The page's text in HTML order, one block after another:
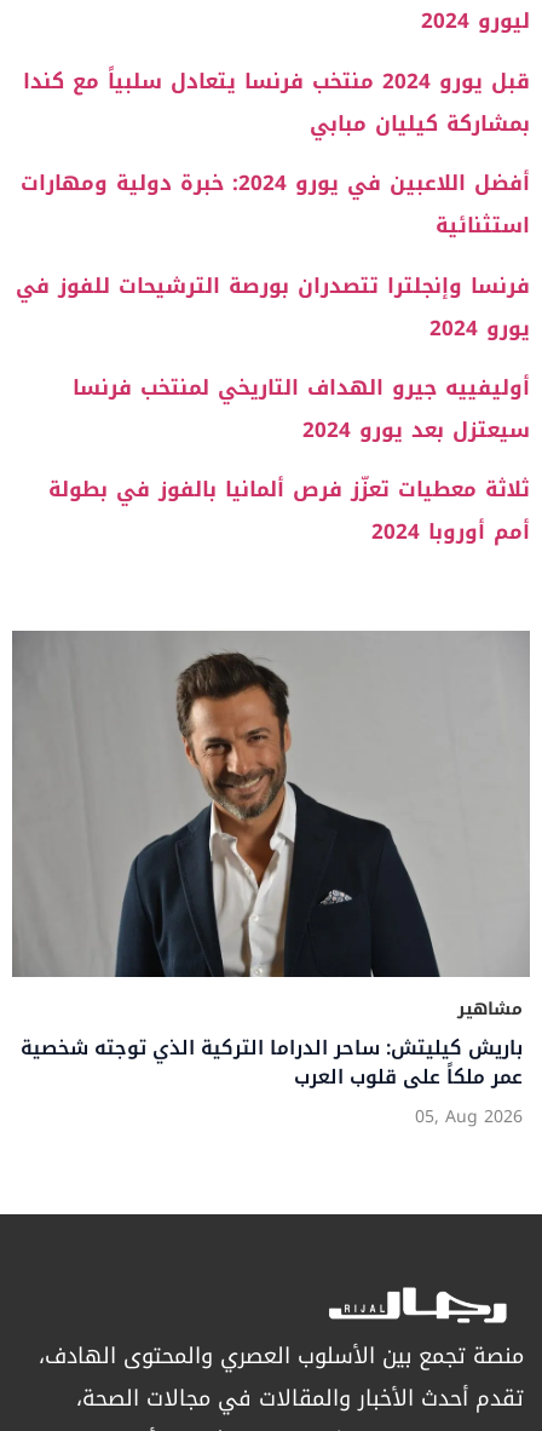
ليورو 2024
قبل يورو 2024 منتخب فرنسا يتعادل سلبياً مع كندا
بمشاركة كيليان مبابي
أفضل اللاعبين في يورو 2024: خبرة دولية ومهارات
استثنائية
فرنسا وإنجلترا تتصدران بورصة الترشيحات للفوز في
يورو 2024
أوليفييه جيرو الهداف التاريخي لمنتخب فرنسا
سيعتزل بعد يورو 2024
ثلاثة معطيات تعزّز فرص ألمانيا بالفوز في بطولة
أمم أوروبا 2024
مشاهير
باريش كيليتش: ساحر الدراما التركية الذي توجته شخصية
عمر ملكاً على قلوب العرب
05, Aug 2026
منصة تجمع بين الأسلوب العصري والمحتوى الهادف،
تقدم أحدث الأخبار والمقالات في مجالات الصحة،